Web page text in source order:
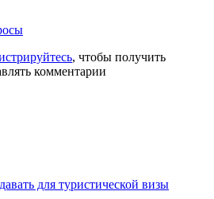
, чтобы получить
комментарии
для туристической визы